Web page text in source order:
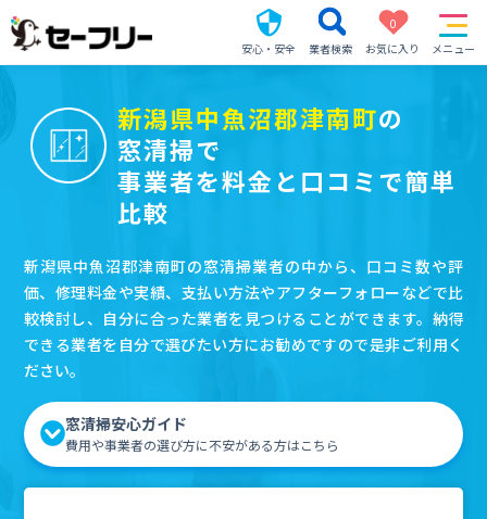
安心・安全 業者検索
0
お気に入り
メニュー
新潟県中魚沼郡津南町の
窓清掃で
事業者を料金と口コミで簡単
比較
新潟県中魚沼郡津南町の窓清掃業者の中から、口コミ数や評
価、修理料金や実績、支払い方法やアフターフォローなどで比
較検討し、自分に合った業者を見つけることができます。納得
できる業者を自分で選びたい方にお勧めですので是非ご利用く
ださい。
窓清掃安心ガイド
費用や事業者の選び方に不安がある方はこちら